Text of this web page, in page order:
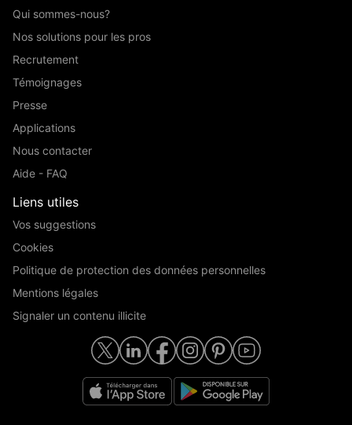
Qui sommes-nous?
Nos solutions pour les pros
Recrutement
Témoignages
Presse
Applications
Nous contacter
Aide - FAQ
Liens utiles
Vos suggestions
Cookies
Politique de protection des données personnelles
Mentions légales
Signaler un contenu illicite